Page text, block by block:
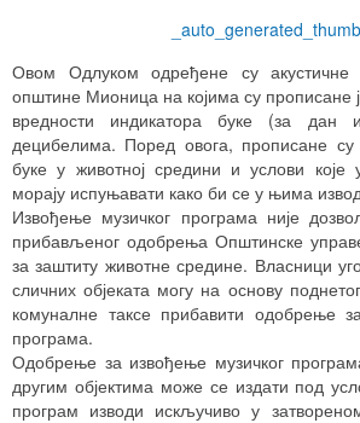
_auto_generated_thumb_
Овом Одлуком одређене су акустичне
општине Мионица на којима су прописане
вредности индикатора буке (за
децибелима. Поред овога, прописане
буке у животној средини и услови које
морају испуњавати како би се у њима
Извођење музичког програма није
прибављеног одобрења Општинске
за заштиту животне средине. Власници
сличних објеката могу на основу
комуналне таксе прибавити одобрење
програма.
Одобрење за извођење музичког
другим објектима може се издати под
програм изводи искључиво у